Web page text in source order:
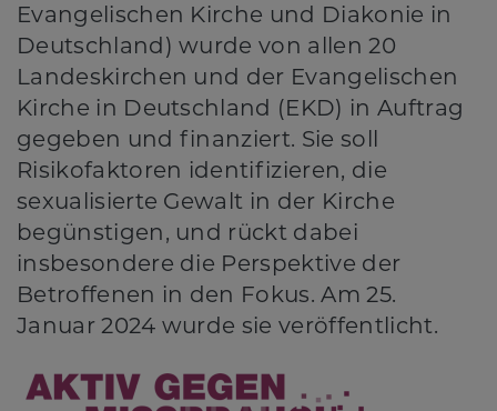
Evangelischen Kirche und Diakonie in
Deutschland) wurde von allen 20
Landeskirchen und der Evangelischen
Kirche in Deutschland (EKD) in Auftrag
gegeben und finanziert. Sie soll
Risikofaktoren identifizieren, die
sexualisierte Gewalt in der Kirche
begünstigen, und rückt dabei
insbesondere die Perspektive der
Betroffenen in den Fokus. Am 25.
Januar 2024 wurde sie veröffentlicht.